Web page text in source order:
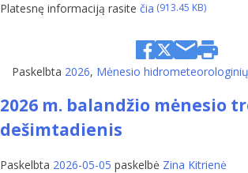
Platesnę informaciją rasite čia
Paskelbta 2026, Mėnesio
2026 m. balandžio mėnesio
dešimtadienis
Paskelbta 2026-05-05 paskelbė Zina Kitrienė